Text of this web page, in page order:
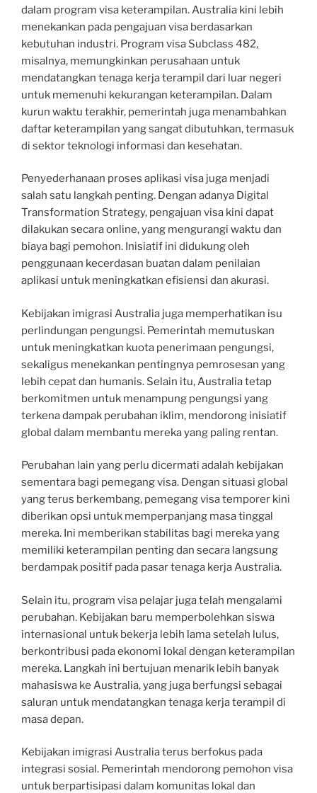
dalam program visa keterampilan. Australia kini lebih
menekankan pada pengajuan visa berdasarkan
kebutuhan industri. Program visa Subclass 482,
misalnya, memungkinkan perusahaan untuk
mendatangkan tenaga kerja terampil dari luar negeri
untuk memenuhi kekurangan keterampilan. Dalam
kurun waktu terakhir, pemerintah juga menambahkan
daftar keterampilan yang sangat dibutuhkan, termasuk
di sektor teknologi informasi dan kesehatan.
Penyederhanaan proses aplikasi visa juga menjadi
salah satu langkah penting. Dengan adanya Digital
Transformation Strategy, pengajuan visa kini dapat
dilakukan secara online, yang mengurangi waktu dan
biaya bagi pemohon. Inisiatif ini didukung oleh
penggunaan kecerdasan buatan dalam penilaian
aplikasi untuk meningkatkan efisiensi dan akurasi.
Kebijakan imigrasi Australia juga memperhatikan isu
perlindungan pengungsi. Pemerintah memutuskan
untuk meningkatkan kuota penerimaan pengungsi,
sekaligus menekankan pentingnya pemrosesan yang
lebih cepat dan humanis. Selain itu, Australia tetap
berkomitmen untuk menampung pengungsi yang
terkena dampak perubahan iklim, mendorong inisiatif
global dalam membantu mereka yang paling rentan.
Perubahan lain yang perlu dicermati adalah kebijakan
sementara bagi pemegang visa. Dengan situasi global
yang terus berkembang, pemegang visa temporer kini
diberikan opsi untuk memperpanjang masa tinggal
mereka. Ini memberikan stabilitas bagi mereka yang
memiliki keterampilan penting dan secara langsung
berdampak positif pada pasar tenaga kerja Australia.
Selain itu, program visa pelajar juga telah mengalami
perubahan. Kebijakan baru memperbolehkan siswa
internasional untuk bekerja lebih lama setelah lulus,
berkontribusi pada ekonomi lokal dengan keterampilan
mereka. Langkah ini bertujuan menarik lebih banyak
mahasiswa ke Australia, yang juga berfungsi sebagai
saluran untuk mendatangkan tenaga kerja terampil di
masa depan.
Kebijakan imigrasi Australia terus berfokus pada
integrasi sosial. Pemerintah mendorong pemohon visa
untuk berpartisipasi dalam komunitas lokal dan